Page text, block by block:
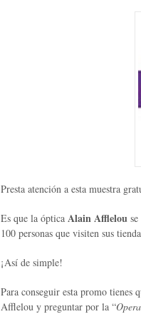
Presta atención a esta muestra
Es que la óptica Alain Afflelou
100 personas que visiten sus
¡Así de simple!
Para conseguir esta promo tienes
Afflelou y preguntar por la “